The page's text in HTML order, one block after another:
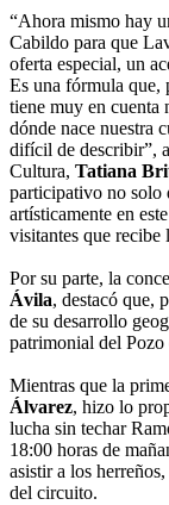
“Ahora mismo hay
Cabildo para que
oferta especial, un
Es una fórmula que,
tiene muy en cuenta
dónde nace nuestra
difícil de describir”,
Cultura, Tatiana
participativo no solo
artísticamente en
visitantes que recibe
Por su parte, la
Ávila, destacó que,
de su desarrollo
patrimonial del
Mientras que la
Álvarez, hizo lo
lucha sin techar
18:00 horas de
asistir a los
del circuito.